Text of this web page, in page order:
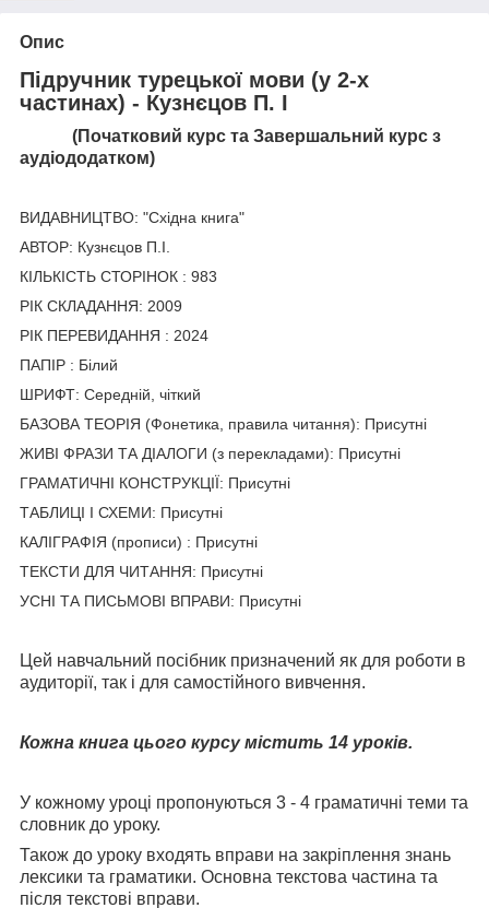
Опис
Підручник турецької мови (у 2-х
частинах) - Кузнєцов П. І
(Початковий курс та Завершальний курс з
аудіододатком)
ВИДАВНИЦТВО: "Східна книга"
АВТОР: Кузнєцов П.І.
КІЛЬКІСТЬ СТОРІНОК : 983
РІК СКЛАДАННЯ: 2009
РІК ПЕРЕВИДАННЯ : 2024
ПАПІР : Білий
ШРИФТ: Середній, чіткий
БАЗОВА ТЕОРІЯ (Фонетика, правила читання): Присутні
ЖИВІ ФРАЗИ ТА ДІАЛОГИ (з перекладами): Присутні
ГРАМАТИЧНІ КОНСТРУКЦІЇ: Присутні
ТАБЛИЦІ І СХЕМИ: Присутні
КАЛІГРАФІЯ (прописи) : Присутні
ТЕКСТИ ДЛЯ ЧИТАННЯ: Присутні
УСНІ ТА ПИСЬМОВІ ВПРАВИ: Присутні
Цей навчальний посібник призначений як для роботи в
аудиторії, так і для самостійного вивчення.
Кожна книга цього курсу містить 14 уроків.
У кожному уроці пропонуються 3 - 4 граматичні теми та
словник до уроку.
Також до уроку входять вправи на закріплення знань
лексики та граматики. Основна текстова частина та
після текстові вправи.